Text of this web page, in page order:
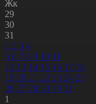
Жк
29
30
31
1 2 3 4
5 6 7 8 9 10 11
12 13 14 15 16 17 18
19 20 21 22 23 24 25
26 27 28 29 30 31
1